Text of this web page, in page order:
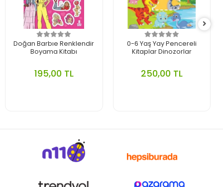
Doğan Barbıe Renklendir
Boyama Kitabı
195,00 TL
0-6 Yaş Yay Pencereli
Kitaplar Dinozorlar
250,00 TL